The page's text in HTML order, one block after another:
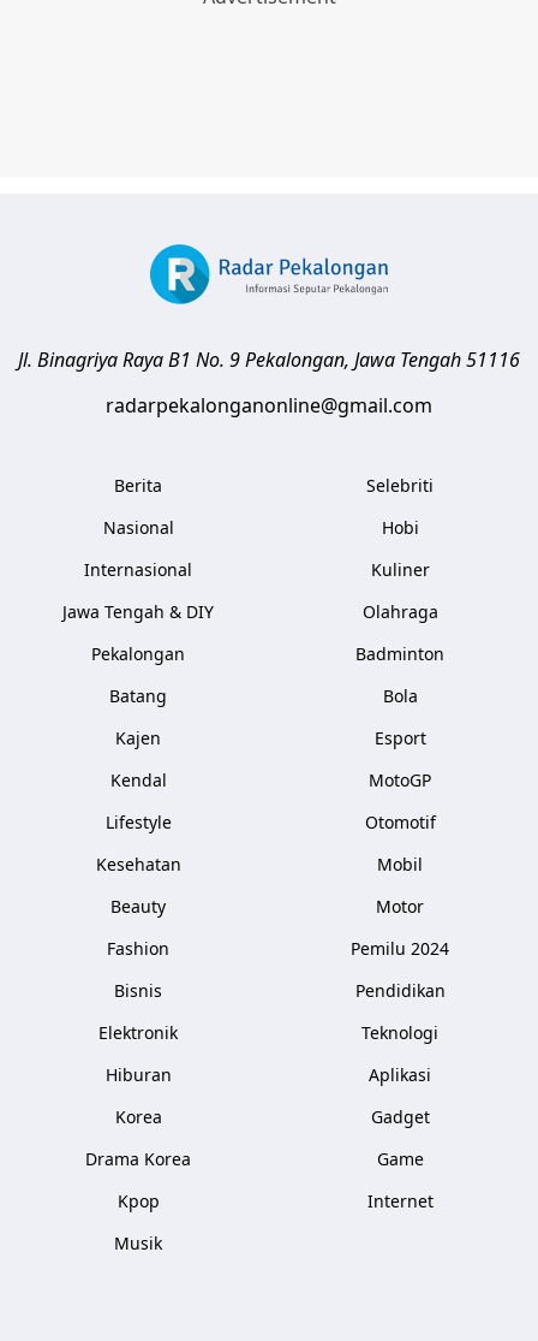
Jl. Binagriya Raya B1 No. 9Pekalongan, Jawa Tengah51116
radarpekalonganonline@gmail.com
Berita
Nasional
Internasional
Jawa Tengah & DIY
Pekalongan
Batang
Kajen
Kendal
Lifestyle
Kesehatan
Beauty
Fashion
Bisnis
Elektronik
Hiburan
Korea
Drama Korea
Kpop
Musik
Selebriti
Hobi
Kuliner
Olahraga
Badminton
Bola
Esport
MotoGP
Otomotif
Mobil
Motor
Pemilu 2024
Pendidikan
Teknologi
Aplikasi
Gadget
Game
Internet